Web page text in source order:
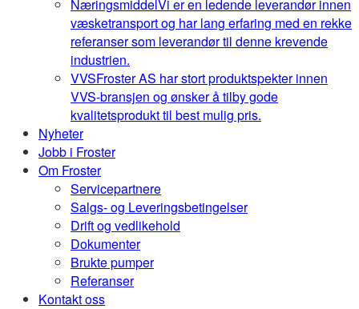
NæringsmiddelVi er en ledende leverandør innen
væsketransport og har lang erfaring med en rekke
referanser som leverandør til denne krevende
industrien.
VVSFroster AS har stort produktspekter innen
VVS-bransjen og ønsker å tilby gode
kvalitetsprodukt til best mulig pris.
Nyheter
Jobb i Froster
Om Froster
Servicepartnere
Salgs- og Leveringsbetingelser
Drift og vedlikehold
Dokumenter
Brukte pumper
Referanser
Kontakt oss